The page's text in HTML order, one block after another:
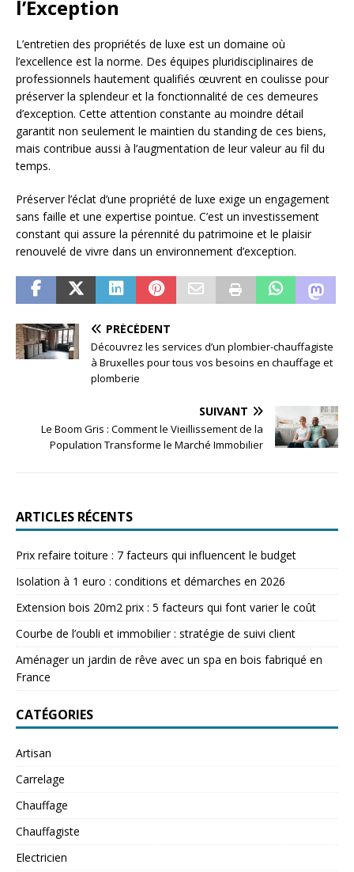
l’Exception
L’entretien des propriétés de luxe est un domaine où
l’excellence est la norme. Des équipes pluridisciplinaires de
professionnels hautement qualifiés œuvrent en coulisse pour
préserver la splendeur et la fonctionnalité de ces demeures
d’exception. Cette attention constante au moindre détail
garantit non seulement le maintien du standing de ces biens,
mais contribue aussi à l’augmentation de leur valeur au fil du
temps.
Préserver l’éclat d’une propriété de luxe exige un engagement
sans faille et une expertise pointue. C’est un investissement
constant qui assure la pérennité du patrimoine et le plaisir
renouvelé de vivre dans un environnement d’exception.
PRÉCÉDENT
Découvrez les services d’un plombier-chauffagiste
à Bruxelles pour tous vos besoins en chauffage et
plomberie
SUIVANT
Le Boom Gris : Comment le Vieillissement de la
Population Transforme le Marché Immobilier
ARTICLES RÉCENTS
Prix refaire toiture : 7 facteurs qui influencent le budget
Isolation à 1 euro : conditions et démarches en 2026
Extension bois 20m2 prix : 5 facteurs qui font varier le coût
Courbe de l’oubli et immobilier : stratégie de suivi client
Aménager un jardin de rêve avec un spa en bois fabriqué en
France
CATÉGORIES
Artisan
Carrelage
Chauffage
Chauffagiste
Electricien